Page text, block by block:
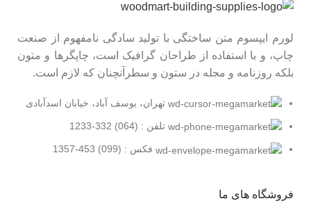
لورم ایپسوم متن ساختگی با تولید سادگی نامفهوم از صنعت
چاپ، و با استفاده از طراحان گرافیک است، چاپگرها و متون
بلکه روزنامه و مجله در ستون و سطرآنچنان که لازم است.
تهران، یوسف آباد، خیابان اسدآبادی
تلفن : (064) 332-1233
فکس : (099) 453-1357
فروشگاه های ما